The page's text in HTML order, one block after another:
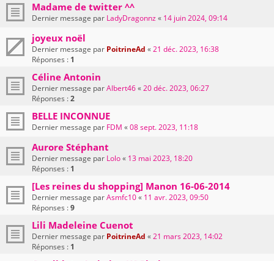
Madame de twitter ^^
Dernier message par LadyDragonnz« 14 juin 2024, 09:14
joyeux noël
Dernier message par PoitrineAd «21 déc. 2023, 16:38
Réponses : 1
Céline Antonin
Dernier message parAlbert46«20 déc. 2023, 06:27
Réponses :2
BELLE INCONNUE
Dernier message par FDM «08 sept. 2023, 11:18
Aurore Stéphant
Dernier message par Lolo« 13 mai 2023, 18:20
Réponses : 1
[Les reines du shopping] Manon 16-06-2014
Dernier message parAsmfc10« 11 avr. 2023, 09:50
Réponses :9
Lili Madeleine Cuenot
Dernier message par PoitrineAd «21 mars 2023, 14:02
Réponses : 1